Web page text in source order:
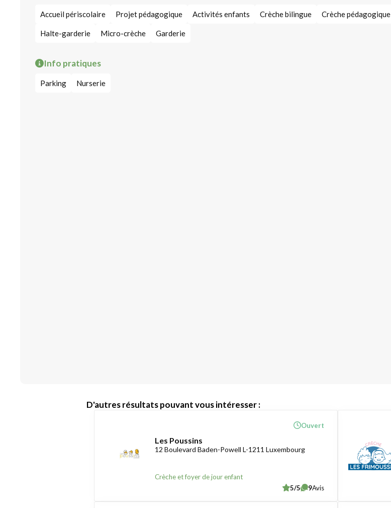
Accueil périscolaire Projet pédagogique Activités enfants Crèche bilingue Crèche pédagogique
Halte-garderie Micro-crèche Garderie
Info pratiques
Parking Nurserie
D'autres résultats pouvant vous intéresser :
Les Poussins
12 Boulevard Baden-Powell L-1211 Luxembourg
Crèche et foyer de jour enfant
Ouvert
5/5 9Avis